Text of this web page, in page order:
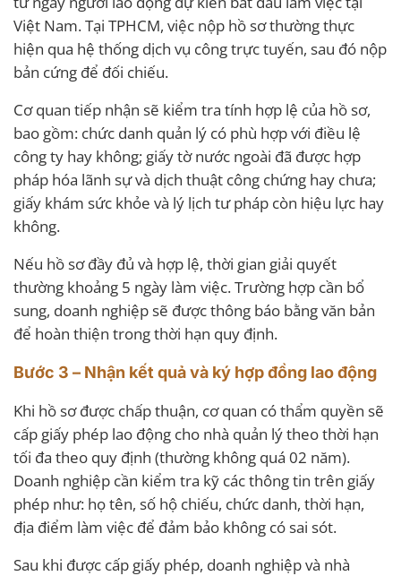
Việt Nam. Tại TPHCM, việc nộp hồ sơ thường thực
hiện qua hệ thống dịch vụ công trực tuyến, sau đó nộp
bản cứng để đối chiếu.
Cơ quan tiếp nhận sẽ kiểm tra tính hợp lệ của hồ sơ,
bao gồm: chức danh quản lý có phù hợp với điều lệ
công ty hay không; giấy tờ nước ngoài đã được hợp
pháp hóa lãnh sự và dịch thuật công chứng hay chưa;
giấy khám sức khỏe và lý lịch tư pháp còn hiệu lực hay
không.
Nếu hồ sơ đầy đủ và hợp lệ, thời gian giải quyết
thường khoảng 5 ngày làm việc. Trường hợp cần bổ
sung, doanh nghiệp sẽ được thông báo bằng văn bản
để hoàn thiện trong thời hạn quy định.
Bước 3 – Nhận kết quả và ký hợp đồng lao động
Khi hồ sơ được chấp thuận, cơ quan có thẩm quyền sẽ
cấp giấy phép lao động cho nhà quản lý theo thời hạn
tối đa theo quy định (thường không quá 02 năm).
Doanh nghiệp cần kiểm tra kỹ các thông tin trên giấy
phép như: họ tên, số hộ chiếu, chức danh, thời hạn,
địa điểm làm việc để đảm bảo không có sai sót.
Sau khi được cấp giấy phép, doanh nghiệp và nhà